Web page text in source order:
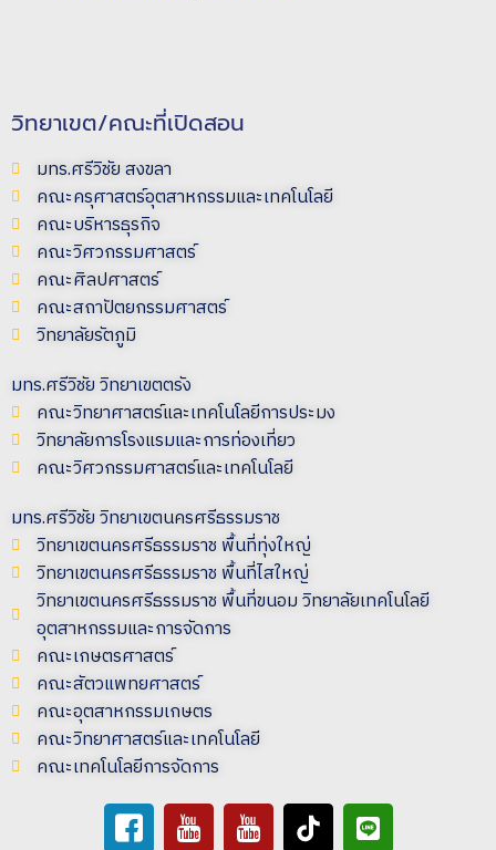
วิทยาเขต/คณะที่เปิดสอน
มทร.ศรีวิชัย สงขลา
คณะครุศาสตร์อุตสาหกรรมและเทคโนโลยี
คณะบริหารธุรกิจ
คณะวิศวกรรมศาสตร์
คณะศิลปศาสตร์
คณะสถาปัตยกรรมศาสตร์
วิทยาลัยรัตภูมิ
มทร.ศรีวิชัย วิทยาเขตตรัง
คณะวิทยาศาสตร์และเทคโนโลยีการประมง
วิทยาลัยการโรงแรมและการท่องเที่ยว
คณะวิศวกรรมศาสตร์และเทคโนโลยี
มทร.ศรีวิชัย วิทยาเขตนครศรีธรรมราช
วิทยาเขตนครศรีธรรมราช พื้นที่ทุ่งใหญ่
วิทยาเขตนครศรีธรรมราช พื้นที่ไสใหญ่
วิทยาเขตนครศรีธรรมราช พื้นที่ขนอม วิทยาลัยเทคโนโลยี
อุตสาหกรรมและการจัดการ
คณะเกษตรศาสตร์
คณะสัตวแพทยศาสตร์
คณะอุตสาหกรรมเกษตร
คณะวิทยาศาสตร์และเทคโนโลยี
คณะเทคโนโลยีการจัดการ